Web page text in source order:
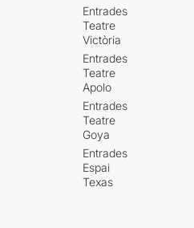
Entrades
Teatre
Victòria
Entrades
Teatre
Apolo
Entrades
Teatre
Goya
Entrades
Espai
Texas